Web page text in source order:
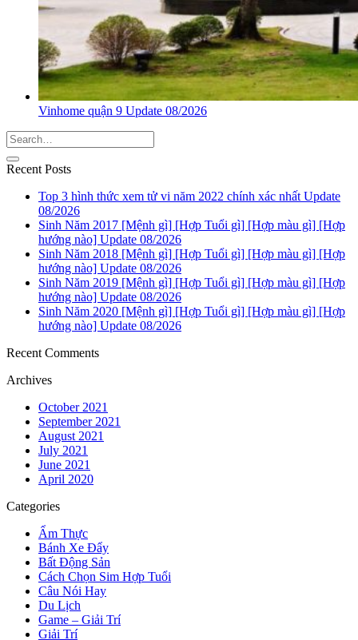
Vinhome quận 9 Update 08/2026
Recent Posts
Top 3 hình thức xem tử vi năm 2022 chính xác nhất Update
08/2026
Sinh Năm 2017 [Mệnh gì] [Hợp Tuổi gì] [Hợp màu gì] [Hợp
hướng nào] Update 08/2026
Sinh Năm 2018 [Mệnh gì] [Hợp Tuổi gì] [Hợp màu gì] [Hợp
hướng nào] Update 08/2026
Sinh Năm 2019 [Mệnh gì] [Hợp Tuổi gì] [Hợp màu gì] [Hợp
hướng nào] Update 08/2026
Sinh Năm 2020 [Mệnh gì] [Hợp Tuổi gì] [Hợp màu gì] [Hợp
hướng nào] Update 08/2026
Recent Comments
Archives
October 2021
September 2021
August 2021
July 2021
June 2021
April 2020
Categories
Ẩm Thực
Bánh Xe Đẩy
Bất Động Sản
Cách Chọn Sim Hợp Tuổi
Câu Nói Hay
Du Lịch
Game – Giải Trí
Giải Trí